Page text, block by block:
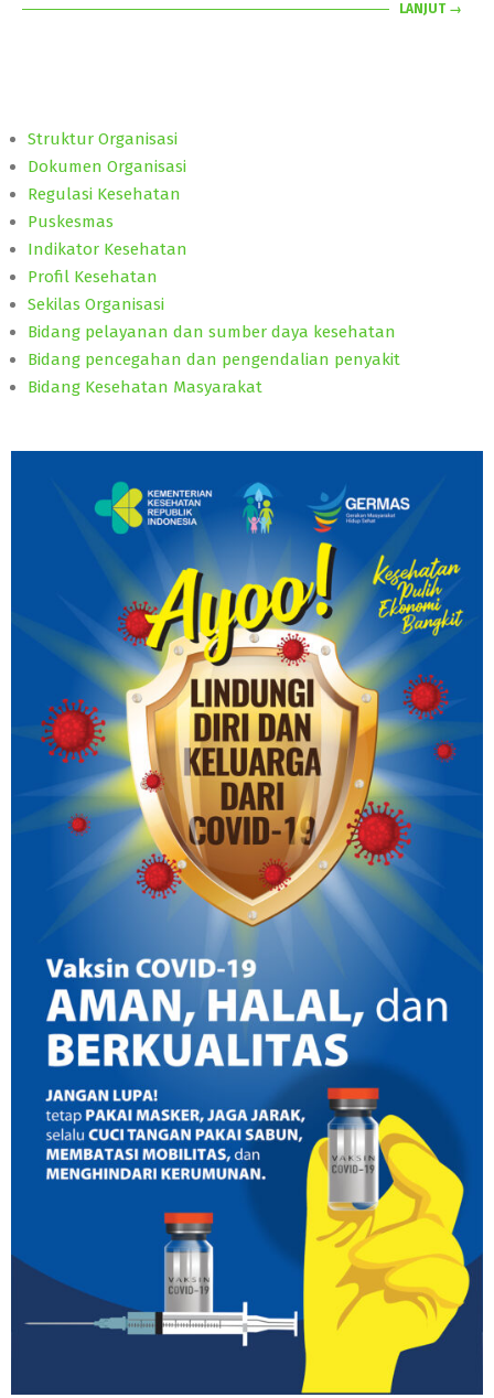
LANJUT →
Struktur Organisasi
Dokumen Organisasi
Regulasi Kesehatan
Puskesmas
Indikator Kesehatan
Profil Kesehatan
Sekilas Organisasi
Bidang pelayanan dan sumber daya kesehatan
Bidang pencegahan dan pengendalian penyakit
Bidang Kesehatan Masyarakat